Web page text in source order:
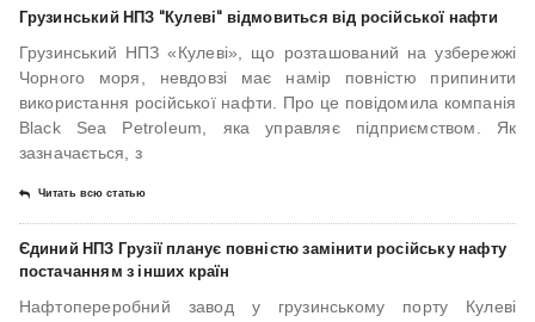
Грузинський НПЗ "Кулеві" відмовиться від російської нафти
Грузинський НПЗ «Кулеві», що розташований на узбережжі
Чорного моря, невдовзі має намір повністю припинити
використання російської нафти. Про це повідомила компанія
Black Sea Petroleum, яка управляє підприємством. Як
зазначається, з
Читать всю статью
Єдиний НПЗ Грузії планує повністю замінити російську нафту
постачанням з інших країн
Нафтопереробний завод у грузинському порту Кулеві